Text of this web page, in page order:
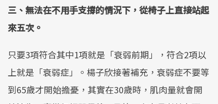
三、無法在不用手支撐的情況下，從椅子上直接站起
來五次。
只要3項符合其中1項就是「衰弱前期」，符合2項以
上就是「衰弱症」。楊子欣接著補充，衰弱症不要等
到65歲才開始擔憂，其實在30歲時，肌肉量就會開